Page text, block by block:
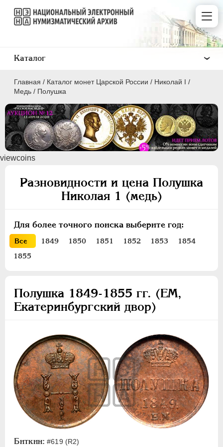
Главная / Каталог монет Царской России / Николай I /
Медь / Полушка
viewcoins
Разновидности и цена Полушка
Николая 1 (медь)
Для более точного поиска выберите год:
Все 1849 1850 1851 1852 1853
1854
1855
Полушка 1849-1855 гг. (ЕМ,
Екатеринбургский двор)
Биткин: #619 (R2)
Каталог
ПEТР I 1699 - 1725
ЕКАТЕРИНА I
АННА ИОАННОВНА 1730-1740
ИОАНН АНТОНОВИЧ 1740-1741
ПЕТР III 1762-1762
ЕКАТЕРИНА II
1762-1796
ПАВЕЛ I
Платина
10 копеек
5 копеек
3 копейки
2 копейки
1 копейка
1/2 копейки